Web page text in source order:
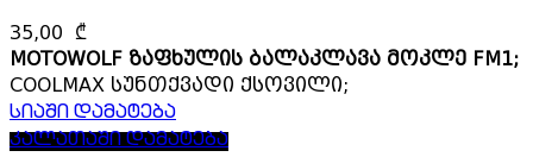
35,00 ₾
MOTOWOLF ზაფხულის ბალაკლავა მოკლე FM1;
COOLMAX სუნთქვადი ქსოვილი;
სიაში დამატება
კალათაში დამატება